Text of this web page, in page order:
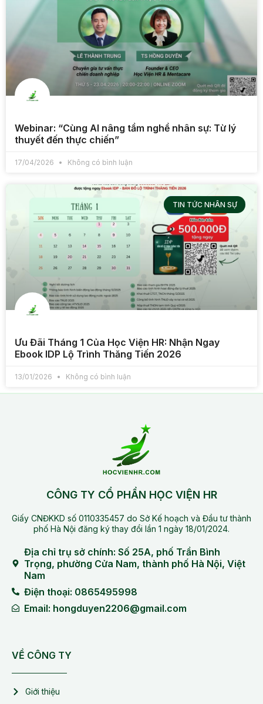
Webinar: “Cùng AI nâng tầm nghề nhân sự: Từ lý
thuyết đến thực chiến”
17/04/2026 Không có bình luận
TIN TỨC NHÂN SỰ
Ưu Đãi Tháng 1 Của Học Viện HR: Nhận Ngay
Ebook IDP Lộ Trình Thăng Tiến 2026
13/01/2026 Không có bình luận
CÔNG TY CỔ PHẦN HỌC VIỆN HR
Giấy CNĐKKD số 0110335457 do Sở Kế hoạch và Đầu tư thành
phố Hà Nội đăng ký thay đổi lần 1 ngày 18/01/2024.
Địa chỉ trụ sở chính: Số 25A, phố Trần Bình
Trọng, phường Cửa Nam, thành phố Hà Nội, Việt
Nam
Điện thoại: 0865495998
Email: hongduyen2206@gmail.com
VỀ CÔNG TY
Giới thiệu